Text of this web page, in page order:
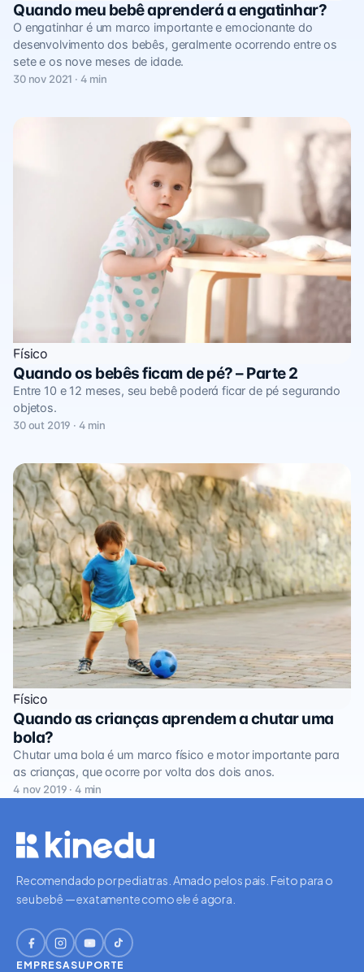
Quando meu bebê aprenderá a engatinhar?
O engatinhar é um marco importante e emocionante do
desenvolvimento dos bebês, geralmente ocorrendo entre os
sete e os nove meses de idade.
30 nov 2021 · 4 min
Físico
Quando os bebês ficam de pé? – Parte 2
Entre 10 e 12 meses, seu bebê poderá ficar de pé segurando
objetos.
30 out 2019 · 4 min
Físico
Quando as crianças aprendem a chutar uma
bola?
Chutar uma bola é um marco físico e motor importante para
as crianças, que ocorre por volta dos dois anos.
4 nov 2019 · 4 min
Recomendado por pediatras. Amado pelos pais. Feito para o
seu bebê — exatamente como ele é agora.
EMPRESASUPORTE